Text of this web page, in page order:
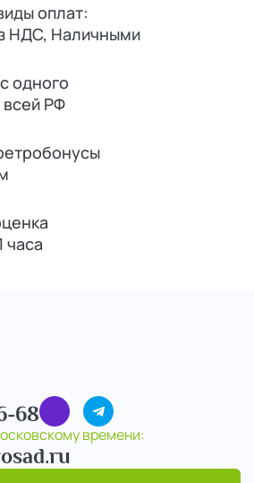
оплат:
НДС, Наличными
одного
всей РФ
часа
68
времени: